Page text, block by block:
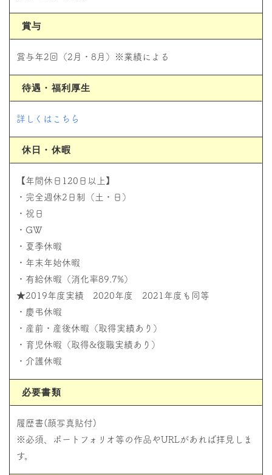
賞与
賞与年2回（2月・8月）※業績による
待遇・福利厚生
詳しくはこちら
休日・休暇
【年間休日120日以上】
・完全週休2日制（土・日）
・祝日
・GW
・夏季休暇
・年末年始休暇
・有給休暇（消化率89.7%）
★2019年度実績 2020年度 2021年度も同等
・慶弔休暇
・産前・産後休暇（取得実績あり）
・育児休暇（取得&復職実績あり）
・介護休暇
必要書類
履歴書(顔写真貼付)
※必須、ポートフォリオ等の作品やURLがあれば拝見しま
す。